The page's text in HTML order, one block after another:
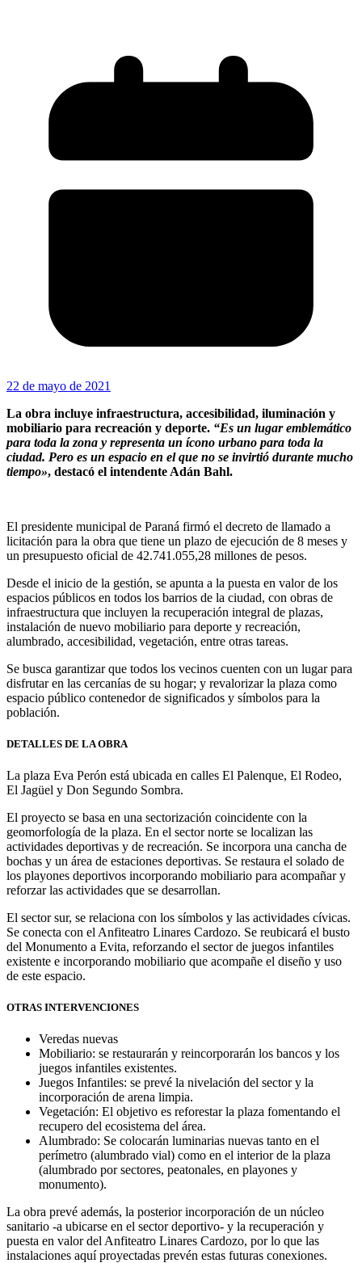
22 de mayo de 2021
La obra incluye infraestructura, accesibilidad, iluminación y
mobiliario para recreación y deporte. “Es un lugar emblemático
para toda la zona y representa un ícono urbano para toda la
ciudad. Pero es un espacio en el que no se invirtió durante mucho
tiempo», destacó el intendente Adán Bahl.
El presidente municipal de Paraná firmó el decreto de llamado a
licitación para la obra que tiene un plazo de ejecución de 8 meses y
un presupuesto oficial de 42.741.055,28 millones de pesos.
Desde el inicio de la gestión, se apunta a la puesta en valor de los
espacios públicos en todos los barrios de la ciudad, con obras de
infraestructura que incluyen la recuperación integral de plazas,
instalación de nuevo mobiliario para deporte y recreación,
alumbrado, accesibilidad, vegetación, entre otras tareas.
Se busca garantizar que todos los vecinos cuenten con un lugar para
disfrutar en las cercanías de su hogar; y revalorizar la plaza como
espacio público contenedor de significados y símbolos para la
población.
DETALLES DE LA OBRA
La plaza Eva Perón está ubicada en calles El Palenque, El Rodeo,
El Jagüel y Don Segundo Sombra.
El proyecto se basa en una sectorización coincidente con la
geomorfología de la plaza. En el sector norte se localizan las
actividades deportivas y de recreación. Se incorpora una cancha de
bochas y un área de estaciones deportivas. Se restaura el solado de
los playones deportivos incorporando mobiliario para acompañar y
reforzar las actividades que se desarrollan.
El sector sur, se relaciona con los símbolos y las actividades cívicas.
Se conecta con el Anfiteatro Linares Cardozo. Se reubicará el busto
del Monumento a Evita, reforzando el sector de juegos infantiles
existente e incorporando mobiliario que acompañe el diseño y uso
de este espacio.
OTRAS INTERVENCIONES
Veredas nuevas
Mobiliario: se restaurarán y reincorporarán los bancos y los
juegos infantiles existentes.
Juegos Infantiles: se prevé la nivelación del sector y la
incorporación de arena limpia.
Vegetación: El objetivo es reforestar la plaza fomentando el
recupero del ecosistema del área.
Alumbrado: Se colocarán luminarias nuevas tanto en el
perímetro (alumbrado vial) como en el interior de la plaza
(alumbrado por sectores, peatonales, en playones y
monumento).
La obra prevé además, la posterior incorporación de un núcleo
sanitario -a ubicarse en el sector deportivo- y la recuperación y
puesta en valor del Anfiteatro Linares Cardozo, por lo que las
instalaciones aquí proyectadas prevén estas futuras conexiones.